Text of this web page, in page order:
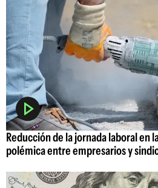
Reducción de la jornada laboral en
polémica entre empresarios y